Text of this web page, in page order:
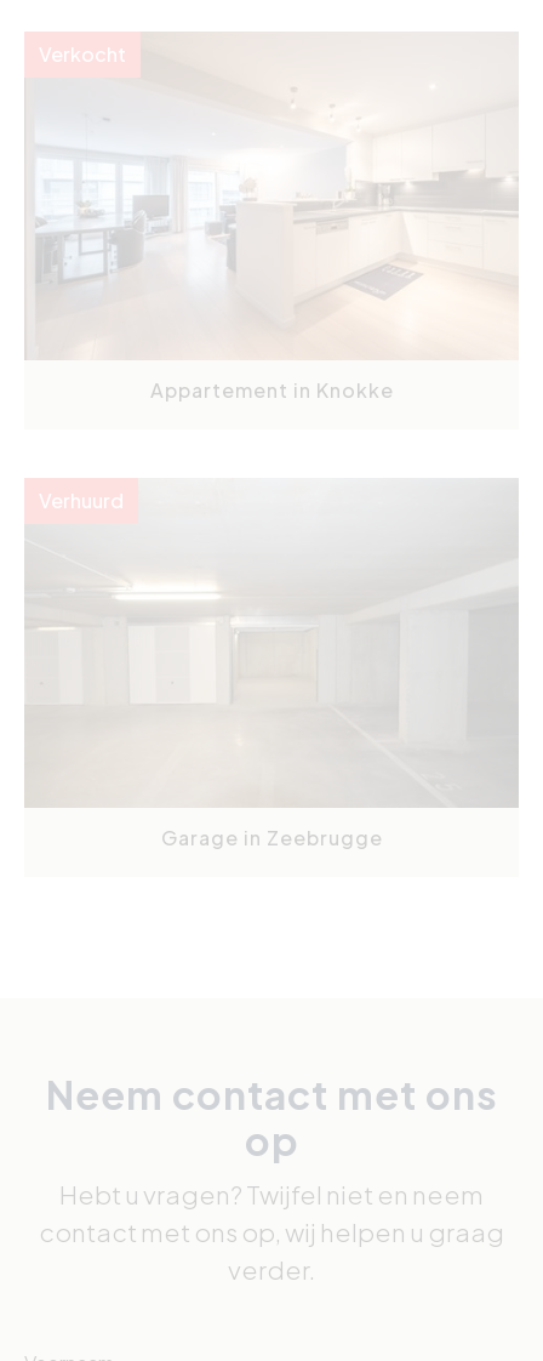
Verkocht
Appartement in Knokke
Verhuurd
Garage in Zeebrugge
Neem contact met ons
op
Hebt u vragen? Twijfel niet en neem
contact met ons op, wij helpen u graag
verder.